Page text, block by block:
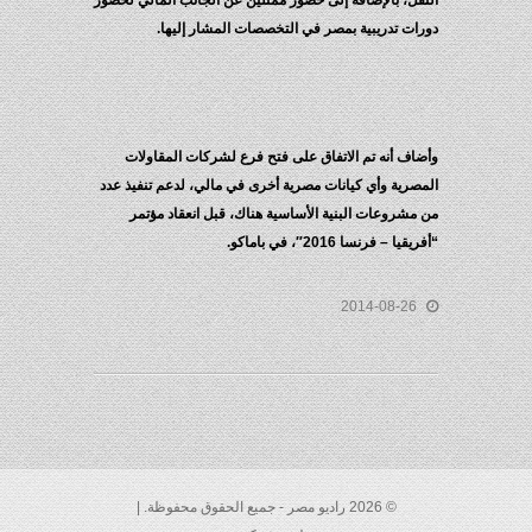
دورات تدريبية بمصر في التخصصات المشار إليها.
وأضاف أنه تم الاتفاق على فتح فرع لشركات المقاولات
المصرية وأي كيانات مصرية أخرى في مالي، لدعم تنفيذ عدد
من مشروعات البنية الأساسية هناك، قبل انعقاد مؤتمر
“أفريقيا – فرنسا 2016″، في باماكو.
2014-08-26
© 2026 راديو مصر - جميع الحقوق محفوظة. |